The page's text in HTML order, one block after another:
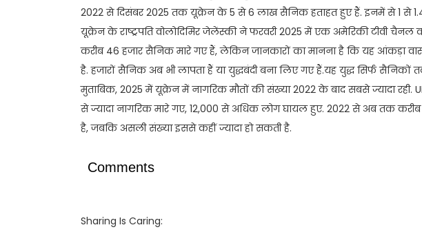
2022 से दिसंबर 2025 तक यूक्रेन के 5 से 6 लाख सैनिक हताहत हुए हैं. इनमें से 1 से
यूक्रेन के राष्ट्रपति वोलोदिमिर जेलेंस्की ने फरवरी 2025 में एक अमेरिकी टीवी
करीब 46 हजार सैनिक मारे गए हैं, लेकिन जानकारों का मानना है कि यह आंकड़ा
है. हजारों सैनिक अब भी लापता हैं या युद्धबंदी बना लिए गए हैं.यह युद्ध सिर्फ सैनिकों
मुताबिक, 2025 में यूक्रेन में नागरिक मौतों की संख्या 2022 के बाद सबसे ज्यादा
से ज्यादा नागरिक मारे गए, 12,000 से अधिक लोग घायल हुए. 2022 से अब तक करीब
है, जबकि असली संख्या इससे कहीं ज्यादा हो सकती है.
Comments
Sharing Is Caring: